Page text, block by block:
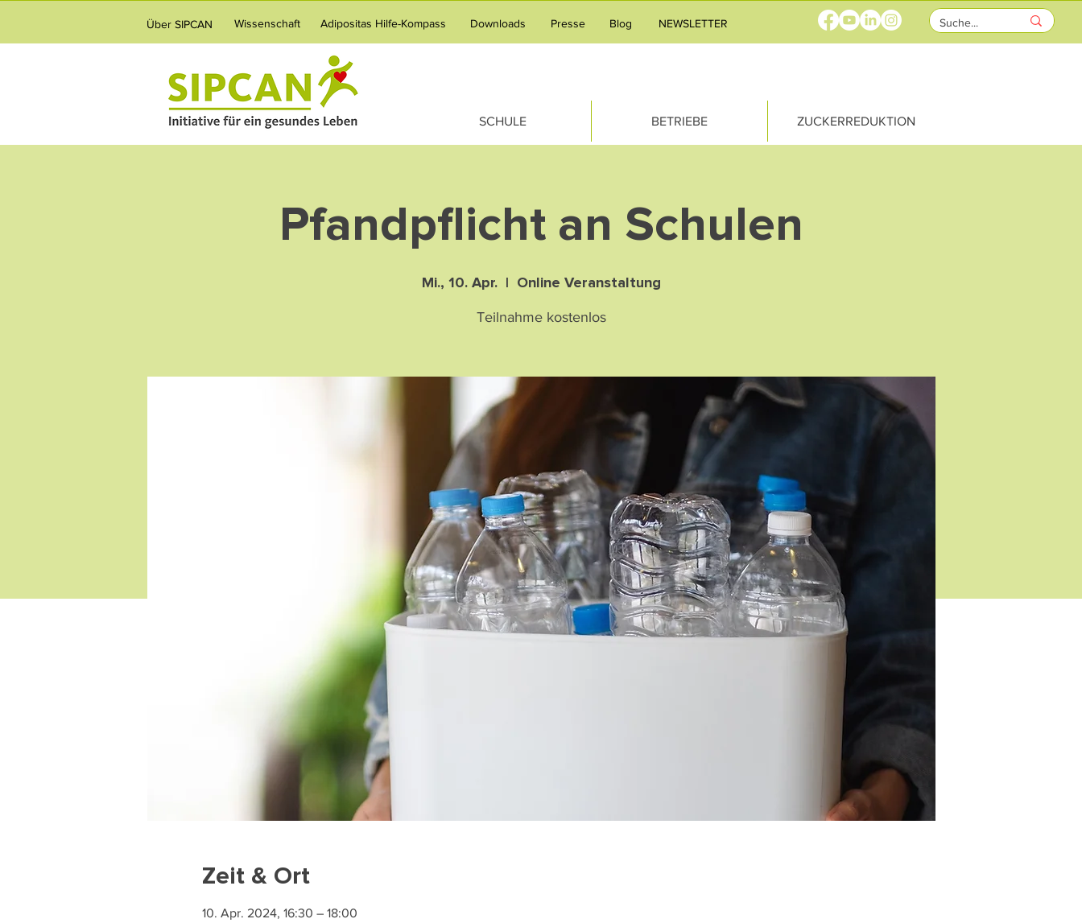
Über SIPCAN Wissenschaft Adipositas Hilfe-Kompass Downloads Presse Blog NEWSLETTER
SCHULE BETRIEBE ZUCKERREDUKTION
Pfandpflicht an Schulen
Mi., 10. Apr.
  |
Online Veranstaltung
Teilnahme kostenlos
Zeit & Ort
10. Apr. 2024, 16:30 – 18:00